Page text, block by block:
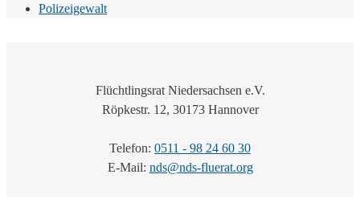
Polizeigewalt
Flüchtlingsrat Niedersachsen e.V.
Röpkestr. 12, 30173 Hannover
Telefon: 0511 - 98 24 60 30
E-Mail: nds@nds-fluerat.org